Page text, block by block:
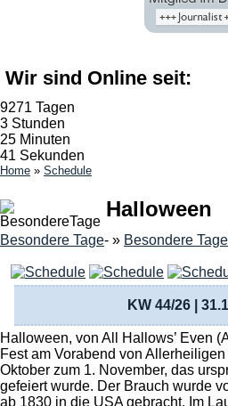
Wir sind Online seit:
9271 Tagen
3 Stunden
25 Minuten
41 Sekunden
Home » Schedule
Halloween
Besondere Tage- » Besondere Tage
KW 44/26 |
Halloween, von All Hallows’ Even
Fest am Vorabend von
Oktober zum 1. November, das
gefeiert wurde. Der Brauch wurde
ab 1830 in die USA gebracht. Im